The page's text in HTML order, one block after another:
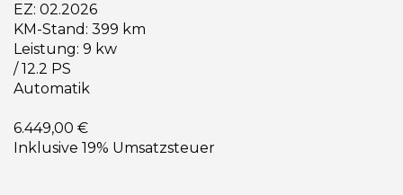
EZ: 02.2026
KM-Stand: 399 km
Leistung: 9 kw
/ 12.2 PS
Automatik
6.449,00 €
Inklusive 19% Umsatzsteuer